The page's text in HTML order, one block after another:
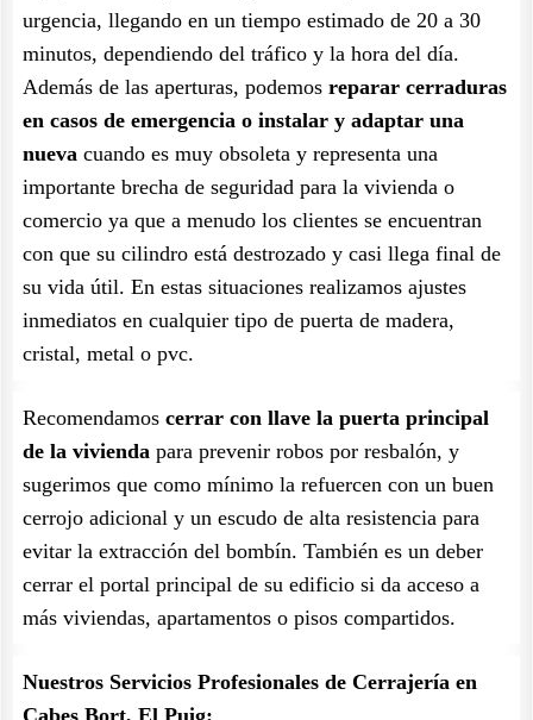
urgencia, llegando en un tiempo estimado de 20 a 30
minutos, dependiendo del tráfico y la hora del día.
Además de las aperturas, podemos reparar cerraduras
en casos de emergencia o instalar y adaptar una
nueva cuando es muy obsoleta y representa una
importante brecha de seguridad para la vivienda o
comercio ya que a menudo los clientes se encuentran
con que su cilindro está destrozado y casi llega final de
su vida útil. En estas situaciones realizamos ajustes
inmediatos en cualquier tipo de puerta de madera,
cristal, metal o pvc.
Recomendamos cerrar con llave la puerta principal
de la vivienda para prevenir robos por resbalón, y
sugerimos que como mínimo la refuercen con un buen
cerrojo adicional y un escudo de alta resistencia para
evitar la extracción del bombín. También es un deber
cerrar el portal principal de su edificio si da acceso a
más viviendas, apartamentos o pisos compartidos.
Nuestros Servicios Profesionales de Cerrajería en
Cabes Bort, El Puig: